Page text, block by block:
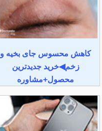
کاهش محسوس جای بخیه و
زخم◀خرید جدیدترین
محصول+مشاوره